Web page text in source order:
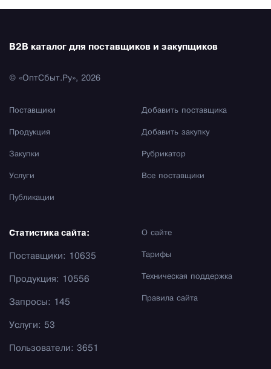
B2B каталог для поставщиков и закупщиков
© «ОптСбыт.Ру», 2026
Поставщики
Продукция
Закупки
Услуги
Публикации
Добавить поставщика
Добавить закупку
Рубрикатор
Все поставщики
О сайте
Тарифы
Техническая поддержка
Правила сайта
Статистика сайта:
Поставщики: 10635
Продукция: 10556
Запросы: 145
Услуги: 53
Пользователи: 3651